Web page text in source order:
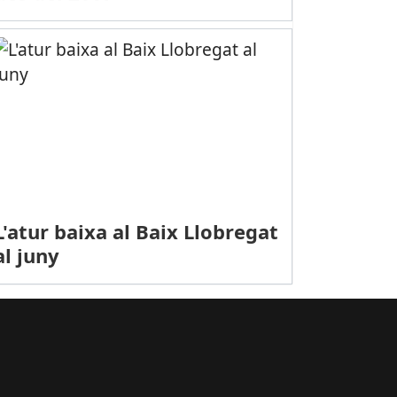
Bé Cultural d’Interès Nacional la Casa Gomis de La Ricarda
baixa al Baix Llobregat
juny